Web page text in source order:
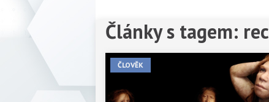
Články s tagem: rec
ČLOVĚK
Předchozí